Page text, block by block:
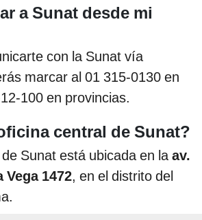
a Sunat desde mi
con la Sunat vía
marcar al 01 315-0130 en
100 en provincias.
central de Sunat?
Sunat está ubicada en laav.
1472, en el distrito del